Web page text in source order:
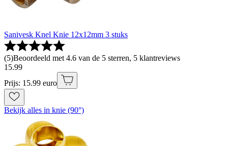
Sanivesk Knel Knie 12x12mm 3 stuks
(5)Beoordeeld met 4.6 van de 5 sterren, 5 klantreviews
15.99
Prijs: 15.99 euro
Bekijk alles in knie (90°)